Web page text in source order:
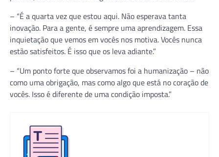
– “É a quarta vez que estou aqui. Não esperava tanta
inovação. Para a gente, é sempre uma aprendizagem. Essa
inquietação que vemos em vocês nos motiva. Vocês nunca
estão satisfeitos. É isso que os leva adiante.”
– “Um ponto forte que observamos foi a humanização – não
como uma obrigação, mas como algo que está no coração de
vocês. Isso é diferente de uma condição imposta.”